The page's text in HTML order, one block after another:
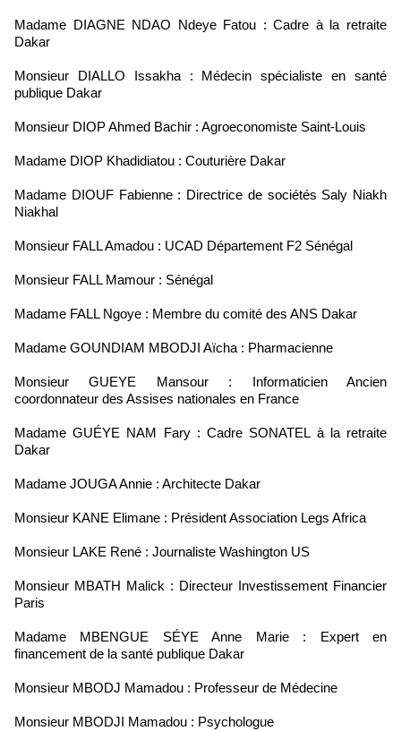
Madame DIAGNE NDAO Ndeye Fatou : Cadre à la retraite
Dakar
Monsieur DIALLO Issakha : Médecin spécialiste en santé
publique Dakar
Monsieur DIOP Ahmed Bachir : Agroeconomiste Saint-Louis
Madame DIOP Khadidiatou : Couturière Dakar
Madame DIOUF Fabienne : Directrice de sociétés Saly Niakh
Niakhal
Monsieur FALL Amadou : UCAD Département F2 Sénégal
Monsieur FALL Mamour : Sénégal
Madame FALL Ngoye : Membre du comité des ANS Dakar
Madame GOUNDIAM MBODJI Aïcha : Pharmacienne
Monsieur GUEYE Mansour : Informaticien Ancien
coordonnateur des Assises nationales en France
Madame GUÉYE NAM Fary : Cadre SONATEL à la retraite
Dakar
Madame JOUGA Annie : Architecte Dakar
Monsieur KANE Elimane : Président Association Legs Africa
Monsieur LAKE René : Journaliste Washington US
Monsieur MBATH Malick : Directeur Investissement Financier
Paris
Madame MBENGUE SÉYE Anne Marie : Expert en
financement de la santé publique Dakar
Monsieur MBODJ Mamadou : Professeur de Médecine
Monsieur MBODJI Mamadou : Psychologue